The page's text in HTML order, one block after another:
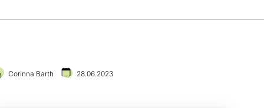
Corinna Barth 28.06.2023